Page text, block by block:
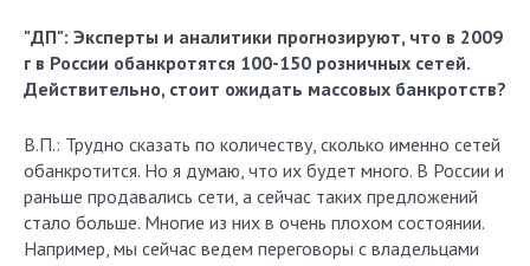
"ДП": Эксперты и аналитики прогнозируют, что в 2009
г в России обанкротятся 100-150 розничных сетей.
Действительно, стоит ожидать массовых банкротств?
В.П.: Трудно сказать по количеству, сколько именно сетей
обанкротится. Но я думаю, что их будет много. В России и
раньше продавались сети, а сейчас таких предложений
стало больше. Многие из них в очень плохом состоянии.
Например, мы сейчас ведем переговоры с владельцами